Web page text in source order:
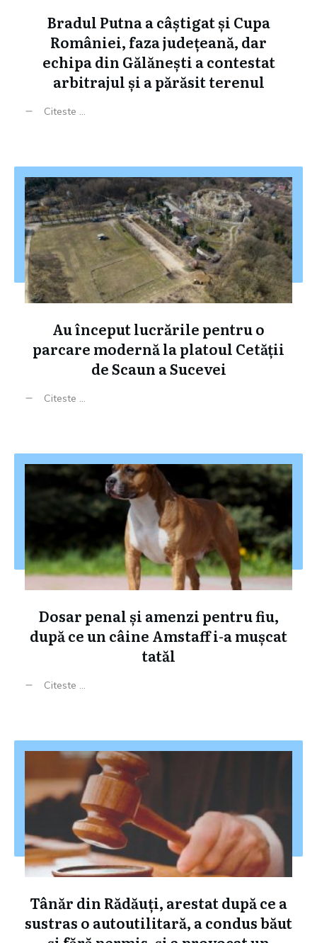
Bradul Putna a câștigat și Cupa
României, faza județeană, dar
echipa din Gălănești a contestat
arbitrajul și a părăsit terenul
Citeste ...
Au început lucrările pentru o
parcare modernă la platoul Cetății
de Scaun a Sucevei
Citeste ...
Dosar penal și amenzi pentru fiu,
după ce un câine Amstaff i-a mușcat
tatăl
Citeste ...
Tânăr din Rădăuți, arestat după ce a
sustras o autoutilitară, a condus băut